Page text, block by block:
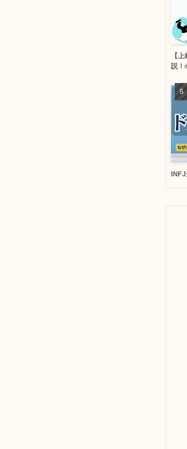
【
説！